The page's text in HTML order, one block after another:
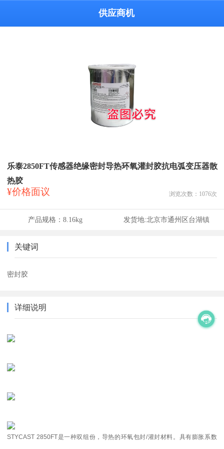
供应商机
乐泰2850FT传感器绝缘密封导热环氧灌封胶抗电弧变压器散
热胶
¥价格面议 浏览次数： 1076次
产品规格：8.16kg 发货地:北京市通州区台湖镇
关键词
密封胶
详细说明
STYCAST 2850FT是一种双组份，导热的环氧包封/灌封材料。具有膨胀系数